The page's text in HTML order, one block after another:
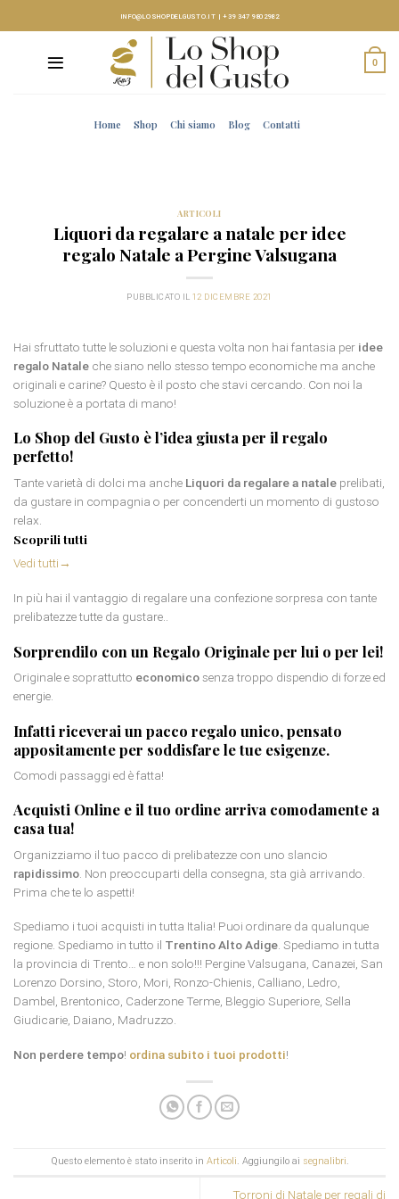
INFO@LOSHOPDELGUSTO.IT |+39 347 9802982
0
Home Shop Chi siamo Blog Contatti
ARTICOLI
Liquori da regalare a natale per idee
regalo Natale a Pergine Valsugana
PUBBLICATO IL12 DICEMBRE 2021
Hai sfruttato tutte le soluzioni e questa volta non hai fantasia per idee
regalo Natale che siano nello stesso tempo economiche ma anche
originali e carine? Questo è il posto che stavi cercando. Con noi la
soluzione è a portata di mano!
Lo Shop del Gusto è l’idea giusta per il regalo
perfetto!
Tante varietà di dolci ma anche Liquori da regalare a natale prelibati,
da gustare in compagnia o per concenderti un momento di gustoso
relax.
Scoprili tutti
Vedi tutti→
In più hai il vantaggio di regalare una confezione sorpresa con tante
prelibatezze tutte da gustare..
Sorprendilo con un Regalo Originale per lui o per lei!
Originale e soprattutto economicosenza troppo dispendio di forze ed
energie.
Infatti riceverai un pacco regalo unico, pensato
appositamente per soddisfare le tue esigenze.
Comodi passaggi ed è fatta!
Acquisti Online e il tuo ordine arriva comodamente a
casa tua!
Organizziamo il tuo pacco di prelibatezze con uno slancio
rapidissimo . Non preoccuparti della consegna, sta già arrivando.
Prima che te lo aspetti!
Spediamo i tuoi acquisti in tutta Italia! Puoi ordinare da qualunque
regione. Spediamo in tutto il Trentino Alto Adige . Spediamo in tutta
la provincia di Trento… e non solo!!! Pergine Valsugana, Canazei, San
Lorenzo Dorsino, Storo, Mori, Ronzo-Chienis, Calliano, Ledro,
Dambel, Brentonico, Caderzone Terme, Bleggio Superiore, Sella
Giudicarie, Daiano, Madruzzo.
Non perdere tempo! ordina subito i tuoi prodotti!
Questo elemento è stato inserito in Articoli. Aggiungilo ai segnalibri.
Torroni di Natale per regali di